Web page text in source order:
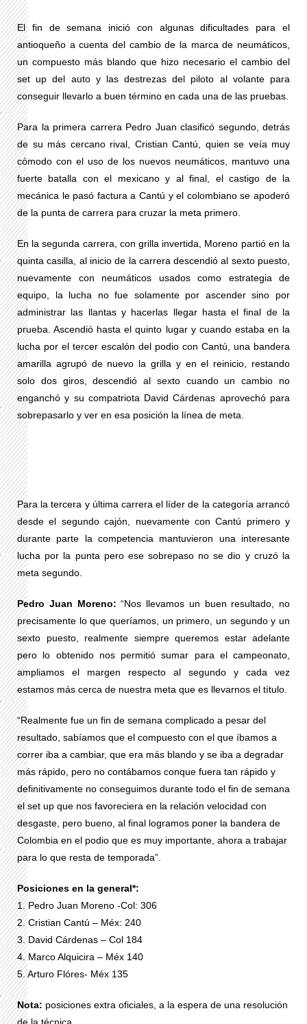
El fin de semana inició con algunas dificultades para el
antioqueño a cuenta del cambio de la marca de neumáticos,
un compuesto más blando que hizo necesario el cambio del
set up del auto y las destrezas del piloto al volante para
conseguir llevarlo a buen término en cada una de las pruebas.
Para la primera carrera Pedro Juan clasificó segundo, detrás
de su más cercano rival, Cristian Cantú, quien se veía muy
cómodo con el uso de los nuevos neumáticos, mantuvo una
fuerte batalla con el mexicano y al final, el castigo de la
mecánica le pasó factura a Cantú y el colombiano se apoderó
de la punta de carrera para cruzar la meta primero.
En la segunda carrera, con grilla invertida, Moreno partió en la
quinta casilla, al inicio de la carrera descendió al sexto puesto,
nuevamente con neumáticos usados como estrategia de
equipo, la lucha no fue solamente por ascender sino por
administrar las llantas y hacerlas llegar hasta el final de la
prueba. Ascendió hasta el quinto lugar y cuando estaba en la
lucha por el tercer escalón del podio con Cantú, una bandera
amarilla agrupó de nuevo la grilla y en el reinicio, restando
solo dos giros, descendió al sexto cuando un cambio no
enganchó y su compatriota David Cárdenas aprovechó para
sobrepasarlo y ver en esa posición la línea de meta.
Para la tercera y última carrera el líder de la categoría arrancó
desde el segundo cajón, nuevamente con Cantú primero y
durante parte la competencia mantuvieron una interesante
lucha por la punta pero ese sobrepaso no se dio y cruzó la
meta segundo.
Pedro Juan Moreno: “Nos llevamos un buen resultado, no
precisamente lo que queríamos, un primero, un segundo y un
sexto puesto, realmente siempre queremos estar adelante
pero lo obtenido nos permitió sumar para el campeonato,
ampliamos el margen respecto al segundo y cada vez
estamos más cerca de nuestra meta que es llevarnos el título.
“Realmente fue un fin de semana complicado a pesar del
resultado, sabíamos que el compuesto con el que íbamos a
correr iba a cambiar, que era más blando y se iba a degradar
más rápido, pero no contábamos conque fuera tan rápido y
definitivamente no conseguimos durante todo el fin de semana
el set up que nos favoreciera en la relación velocidad con
desgaste, pero bueno, al final logramos poner la bandera de
Colombia en el podio que es muy importante, ahora a trabajar
para lo que resta de temporada”.
Posiciones en la general*:
1. Pedro Juan Moreno -Col: 306
2. Cristian Cantú – Méx: 240
3. David Cárdenas – Col 184
4. Marco Alquicira – Méx 140
5. Arturo Flóres- Méx 135
Nota: posiciones extra oficiales, a la espera de una resolución